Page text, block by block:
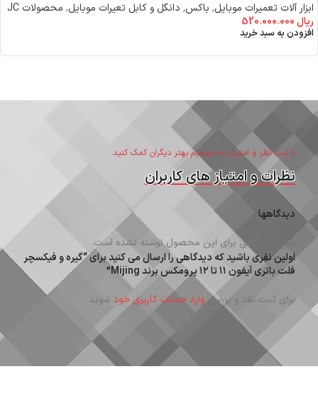
ابزار آلات تعمیرات موبایل, باکس٬ دانگل و کابل تعیرات موبایل , محصولات JC
ریال
افزودن به سبد خرید
با ثبت نظر و امتیاز، به تصمیم بهتر دیگران کمک کنید.
نظرات و امتیاز های کاربران
دیدگاهها
هیچ دیدگاهی برای این محصول نوشته نشده است.
اولین نفری باشید که دیدگاهی را ارسال می کنید برای “گیره و فیکسچر
فلت باتری آیفون ‍۱۱ تا ۱۲ پرومکس برند Mijing”
برای ثبت نقد و بررسیوارد حساب کاربری خود شوید.